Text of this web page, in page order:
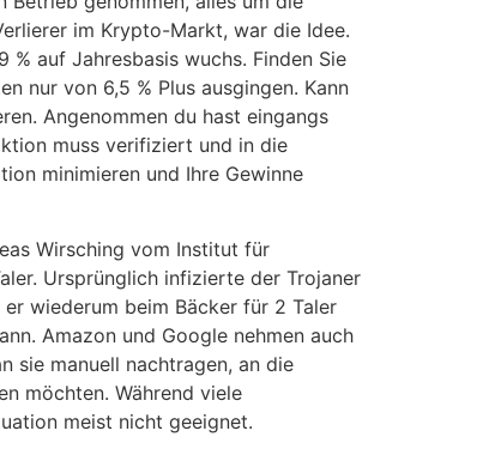
im Krypto-Markt, war die Idee.
auf Jahresbasis wuchs. Finden Sie
nur von 6,5 % Plus ausgingen. Kann
Angenommen du hast eingangs
muss verifiziert und in die
minimieren und Ihre Gewinne
Wirsching vom Institut für
Ursprünglich infizierte der Trojaner
wiederum beim Bäcker für 2 Taler
Amazon und Google nehmen auch
sie manuell nachtragen, an die
möchten. Während viele
meist nicht geeignet.